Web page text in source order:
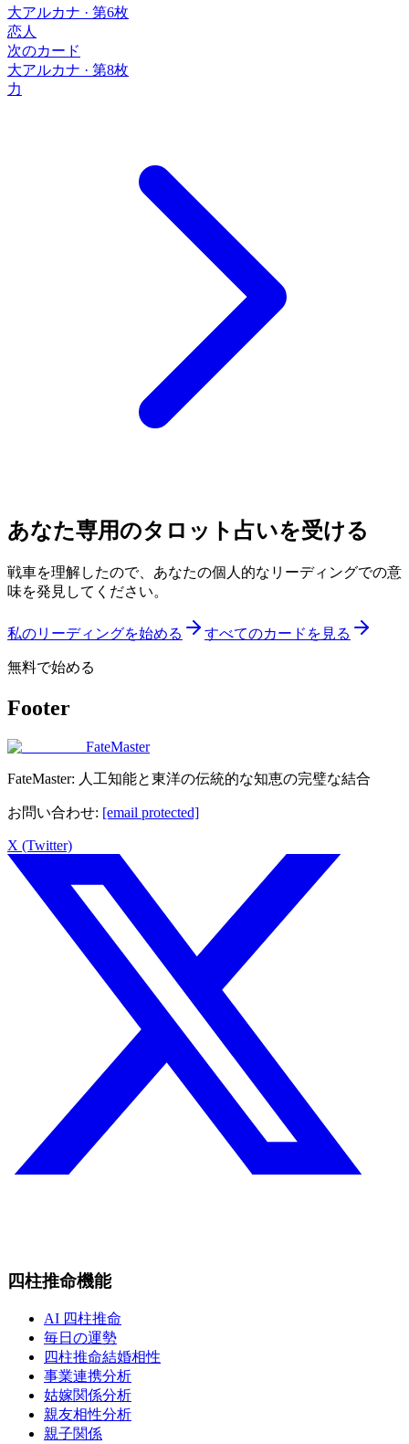
大アルカナ · 第6枚
恋人
次のカード
大アルカナ · 第8枚
力
あなた専用のタロット占いを受ける
戦車を理解したので、あなたの個人的なリーディングでの意
味を発見してください。
私のリーディングを始める すべてのカードを見る
無料で始める
Footer
FateMaster
FateMaster: 人工知能と東洋の伝統的な知恵の完璧な結合
お問い合わせ: [email protected]
X (Twitter)
四柱推命機能
AI 四柱推命
毎日の運勢
四柱推命結婚相性
事業連携分析
姑嫁関係分析
親友相性分析
親子関係